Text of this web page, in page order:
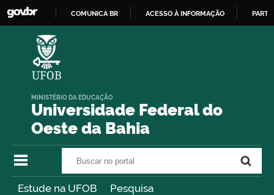
COMUNICA BR ACESSO À INFORMAÇÃO
Universidade Federal do
Oeste da Bahia
MINISTÉRIO DA EDUCAÇÃO
Estude na UFOB
Pesquisa